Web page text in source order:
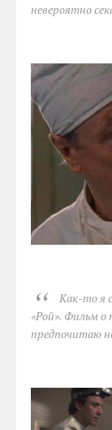
невероятно
Как-то я
«Рой». Фильм о
предпочитаю